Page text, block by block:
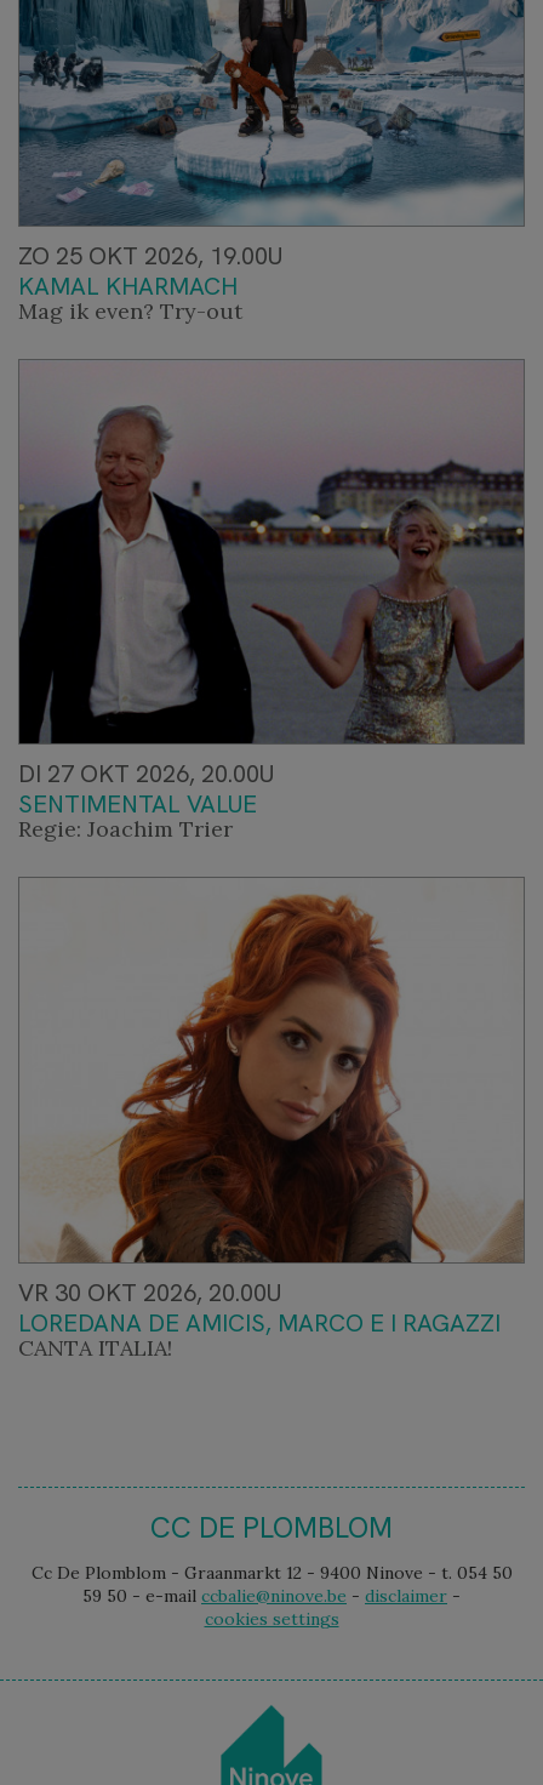
ZO 25 OKT 2026, 19.00U
KAMAL KHARMACH
Mag ik even? Try-out
DI 27 OKT 2026, 20.00U
SENTIMENTAL VALUE
Regie: Joachim Trier
VR 30 OKT 2026, 20.00U
LOREDANA DE AMICIS, MARCO E I RAGAZZI
CANTA ITALIA!
CC DE PLOMBLOM
Cc De Plomblom - Graanmarkt 12 - 9400 Ninove - t. 054 50
59 50 - e-mail ccbalie@ninove.be - disclaimer -
cookies settings